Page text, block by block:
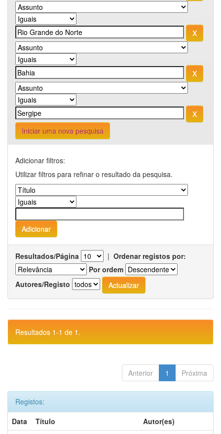
Iniciar uma nova pesquisa
Adicionar filtros:
Utilizar filtros para refinar o resultado da pesquisa.
Resultados/Página | Ordenar registos por:
Por ordem
Autores/Registo
Resultados 1-1 de 1.
Anterior 1 Próxima
Registos:
Data
Título
Autor(es)